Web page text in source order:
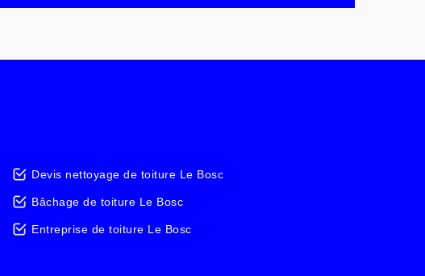
Devis nettoyage de toiture Le Bosc
Bâchage de toiture Le Bosc
Entreprise de toiture Le Bosc